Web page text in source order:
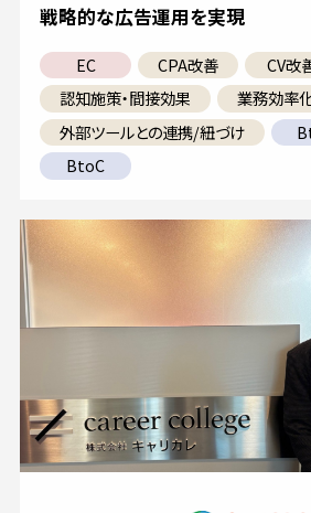
戦略的な広告運用を実現
EC CPA改善
CV改
認知施策・間接効果
業務効率
外部ツールとの連携/紐づけ
BtoC